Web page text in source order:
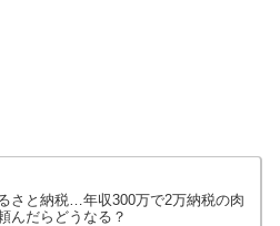
さと納税…年収300万で2万納税の肉
んだらどうなる？